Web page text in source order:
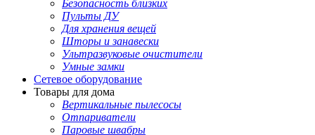
Безопасность близких
Пульты ДУ
Для хранения вещей
Шторы и занавески
Ультразвуковые очистители
Умные замки
Сетевое оборудование
Товары для дома
Вертикальные пылесосы
Отпариватели
Паровые швабры